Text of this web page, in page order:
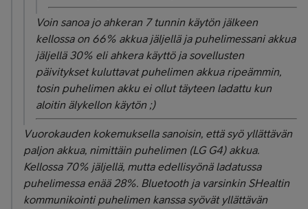
Voin sanoa jo ahkeran 7 tunnin käytön jälkeen
kellossa on 66% akkua jäljellä ja puhelimessani akkua
jäljellä 30% eli ahkera käyttö ja sovellusten
päivitykset kuluttavat puhelimen akkua ripeämmin,
tosin puhelimen akku ei ollut täyteen ladattu kun
aloitin älykellon käytön ;)
Vuorokauden kokemuksella sanoisin, että syö yllättävän
paljon akkua, nimittäin puhelimen (LG G4) akkua.
Kellossa 70% jäljellä, mutta edellisyönä ladatussa
puhelimessa enää 28%. Bluetooth ja varsinkin SHealtin
kommunikointi puhelimen kanssa syövät yllättävän